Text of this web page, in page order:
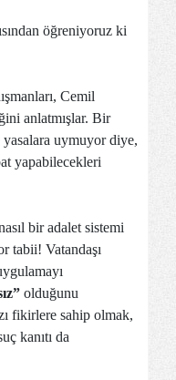
öğreniyoruz ki
Cemil
anlatmışlar. Bir
yasalara uymuyor diye,
yapabilecekleri
bir adalet sistemi
tabii! Vatandaşı
olduğunu
fikirlere sahip olmak,
kanıtı da